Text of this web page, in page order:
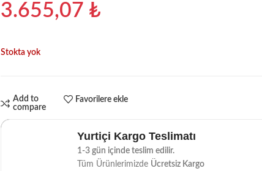
3.655,07 ₺
Stokta yok
Add to
compare
Favorilere ekle
Yurtiçi Kargo Teslimatı
1-3 gün içinde teslim edilir.
Tüm Ürünlerimizde Ücretsiz Kargo